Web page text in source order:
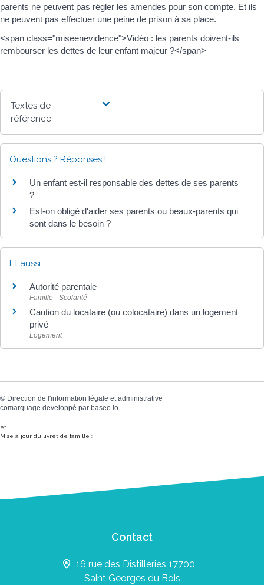
parents ne peuvent pas régler les amendes pour son compte. Et ils
ne peuvent pas effectuer une peine de prison à sa place.
<span class="miseenevidence">Vidéo : les parents doivent-ils
rembourser les dettes de leur enfant majeur ?</span>
Textes de
référence
Questions ? Réponses !
Un enfant est-il responsable des dettes de ses parents
?
Est-on obligé d'aider ses parents ou beaux-parents qui
sont dans le besoin ?
Et aussi
Autorité parentale
Famille - Scolarité
Caution du locataire (ou colocataire) dans un logement
privé
Logement
© Direction de l'information légale et administrative
comarquage developpé par baseo.io
et
Mise à jour du livret de famille :
Contact
16 rue des Distilleries 17700
Saint Georges du Bois